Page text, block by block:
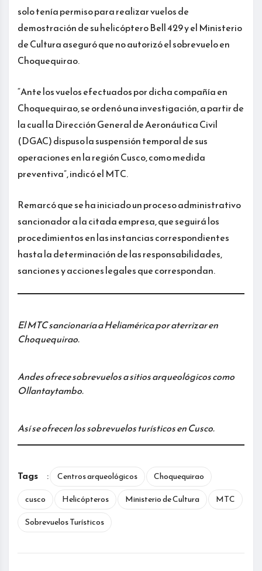
solo tenía permiso para realizar vuelos de
demostración de su helicóptero Bell 429 y el Ministerio
de Cultura aseguró que no autorizó el sobrevuelo en
Choquequirao.
“Ante los vuelos efectuados por dicha compañía en
Choquequirao, se ordenó una investigación, a partir de
la cual la Dirección General de Aeronáutica Civil
(DGAC) dispuso la suspensión temporal de sus
operaciones en la región Cusco, como medida
preventiva”, indicó el MTC.
Remarcó que se ha iniciado un proceso administrativo
sancionador a la citada empresa, que seguirá los
procedimientos en las instancias correspondientes
hasta la determinación de las responsabilidades,
sanciones y acciones legales que correspondan.
El MTC sancionaría a Heliamérica por aterrizar en
Choquequirao.
Andes ofrece sobrevuelos a sitios arqueológicos como
Ollantaytambo.
Así se ofrecen los sobrevuelos turísticos en Cusco.
Tags : Centros arqueológicos
Choquequirao
cusco
Helicópteros Ministerio de Cultura
MTC
Sobrevuelos Turísticos